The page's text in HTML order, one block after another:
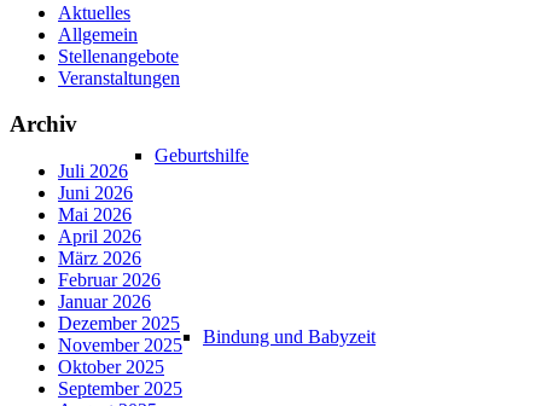
Geburtshilfe
Bindung und Babyzeit
Aktuelles
Allgemein
Stellenangebote
Veranstaltungen
Archiv
Juli 2026
Juni 2026
Mai 2026
April 2026
März 2026
Februar 2026
Januar 2026
Dezember 2025
November 2025
Oktober 2025
September 2025